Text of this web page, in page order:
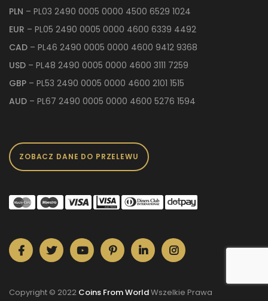
PLN – PL03 2490 0005 0000 4500 6529 1024
EUR – PL05 2490 0005 0000 4600 6339 4492
CAD – PL46 2490 0005 0000 4600 9412 9368
USD – PL48 2490 0005 0000 4600 3111 7259
GBP – PL53 2490 0005 0000 4600 2101 1515
AUD – PL67 2490 0005 0000 4600 5276 1594
Copyright © 2022 Coins From WorldWszelkie Prawa
ZOBACZ DANE DO PRZELEWU